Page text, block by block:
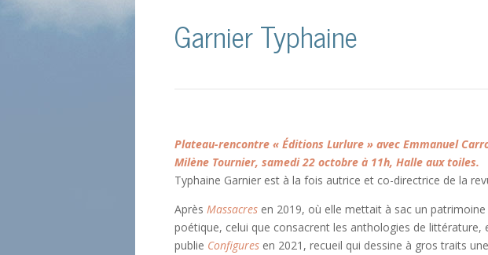
Garnier Typhaine
Plateau-rencontre « Éditions Lurlure » avec Emmanuel
Milène Tournier, samedi 22 octobre à 11h, Halle aux toiles.
Typhaine Garnier est à la fois autrice et co-directrice de la
Après Massacres en 2019, où elle mettait à sac un patrimoine
poétique, celui que consacrent les anthologies de littérature,
publie Configures en 2021, recueil qui dessine à gros traits une